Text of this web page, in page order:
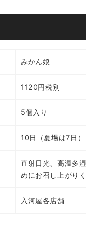
みかん娘
1120円税別
5個入り
10日（夏場は7日）
直射日光、高温多
めにお召し上がりく
入河屋各店舗